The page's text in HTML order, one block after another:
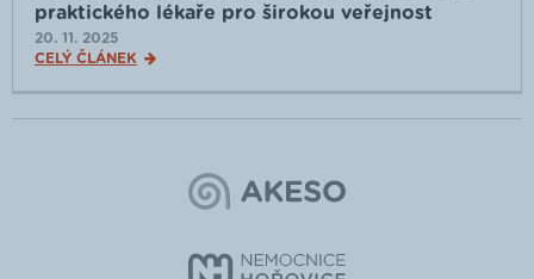
praktického lékaře pro širokou veřejnost
20. 11. 2025
CELÝ ČLÁNEK